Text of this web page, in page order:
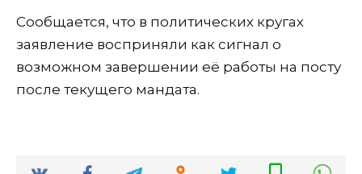
Сообщается, что в политических кругах
заявление восприняли как сигнал о
возможном завершении её работы на посту
после текущего мандата.